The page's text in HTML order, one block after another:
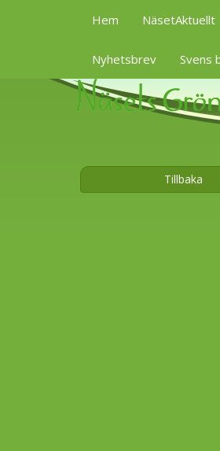
Hem NäsetAktuellt
Nyhetsbrev Svens
Tillbaka